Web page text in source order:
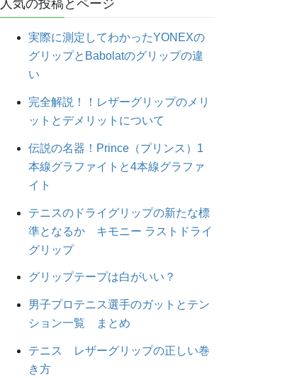
人気の投稿とページ
実際に測定してわかったYONEXの
グリップとBabolatのグリップの違
い
完全解説！！レザーグリップのメリ
ットとデメリットについて
伝説の名器！Prince（プリンス）1
本線グラファイトと4本線グラファ
イト
テニスのドライグリップの新たな標
準となるか キモニー ラストドライ
グリップ
グリップテープは白がいい？
男子プロテニス選手のガットとテン
ション一覧 まとめ
テニス レザーグリップの正しい巻
き方